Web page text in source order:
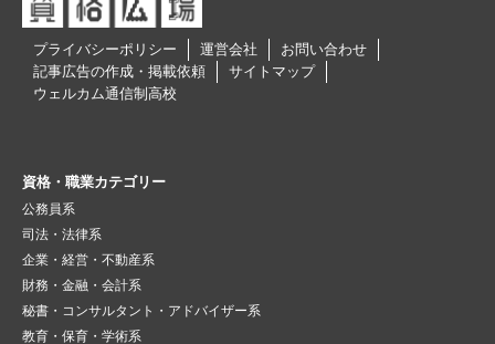
プライバシーポリシー 運営会社
お問い合わせ
記事広告の作成・掲載依頼
サイトマップ
ウェルカム通信制高校
資格・職業カテゴリー
公務員系
司法・法律系
企業・経営・不動産系
財務・金融・会計系
秘書・コンサルタント・アドバイザー系
教育・保育・学術系